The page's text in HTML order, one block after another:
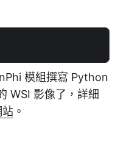
模組撰寫 Python
WSI 影像了，詳細
站 。